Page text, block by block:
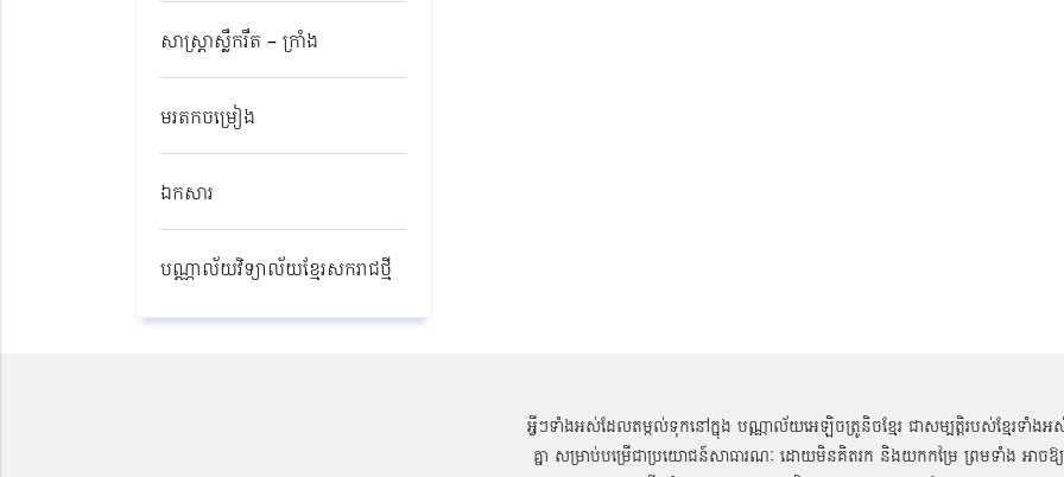
សាស្ត្រាស្លឹករឹត – ក្រាំង
មរតកចម្រៀង
ឯកសារ
បណ្ណាល័យវិទ្យាល័យខ្មែរសករាជថ្មី​
អ្វីៗទាំងអស់ដែលតម្កល់ទុកនៅក្នុង បណ្ណាល័យអេឡិចត្រូនិចខ្មែរ ជាសម្បតិ្តរបស់ខ្មែរទាំងអ
គ្នា សម្រាប់បម្រើជាប្រយោជន៍សាធារណៈ ដោយមិនគិតរក និងយកកម្រៃ ព្រមទាំង អាចឱ្យ